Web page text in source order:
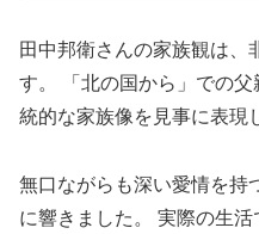
田中邦衛さんの家族観は、
す。 「北の国から」での
統的な家族像を見事に表現
無口ながらも深い愛情を持
に響きました。 実際の生